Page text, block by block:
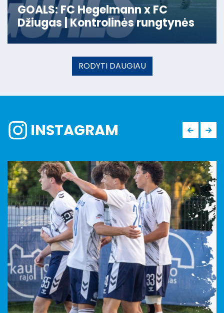
GOALS: FC Hegelmann x FC
Džiugas | Kontrolinės rungtynės
RODYTI DAUGIAU
INSTAGRAM